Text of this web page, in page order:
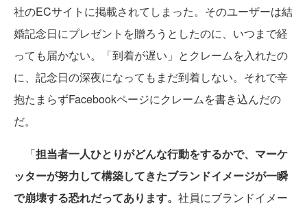
社のECサイトに掲載されてしまった。そのユーザーは結
婚記念日にプレゼントを贈ろうとしたのに、いつまで経
っても届かない。「到着が遅い」とクレームを入れたの
に、記念日の深夜になってもまだ到着しない。それで辛
抱たまらずFacebookページにクレームを書き込んだの
だ。
「担当者一人ひとりがどんな行動をするかで、マーケ
ッターが努力して構築してきたブランドイメージが一瞬
で崩壊する恐れだってあります。 社員にブランドイメー